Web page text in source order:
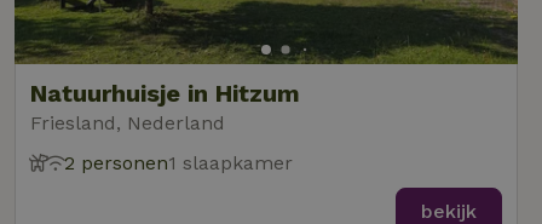
Natuurhuisje in Hitzum
Friesland, Nederland
2 personen1 slaapkamer
bekijk